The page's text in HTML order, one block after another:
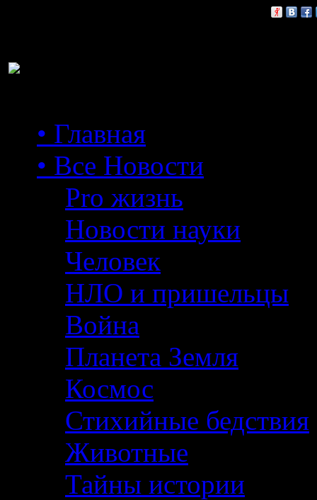
• Главная
• Все Новости
Pro жизнь
Новости науки
Человек
НЛО и пришельцы
Война
Планета Земля
Космос
Стихийные бедствия
Животные
Тайны истории